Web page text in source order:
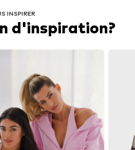
INSPIRER
d'inspiration?